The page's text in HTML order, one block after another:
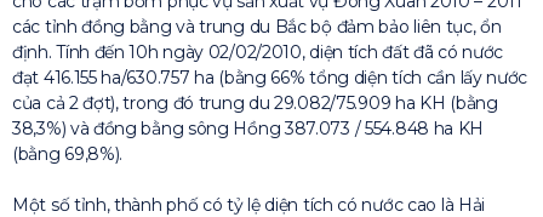
các tỉnh đồng bằng và trung du Bắc bộ đảm bảo liên tục, ổn
định. Tính đến 10h ngày 02/02/2010, diện tích đất đã có nước
đạt 416.155 ha/630.757 ha (bằng 66% tổng diện tích cần lấy nước
của cả 2 đợt), trong đó trung du 29.082/75.909 ha KH (bằng
38,3%) và đồng bằng sông Hồng 387.073 / 554.848 ha KH
(bằng 69,8%).
Một số tỉnh, thành phố có tỷ lệ diện tích có nước cao là Hải